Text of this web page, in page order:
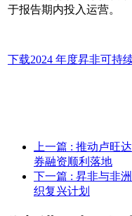
于报告期内投入运营。
下载2024 年度昇非可持
上一篇 : 推动卢旺
券融资顺利落地
下一篇 : 昇非与非
织复兴计划